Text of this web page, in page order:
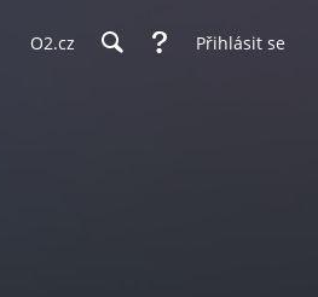
O2.cz Přihlásit se